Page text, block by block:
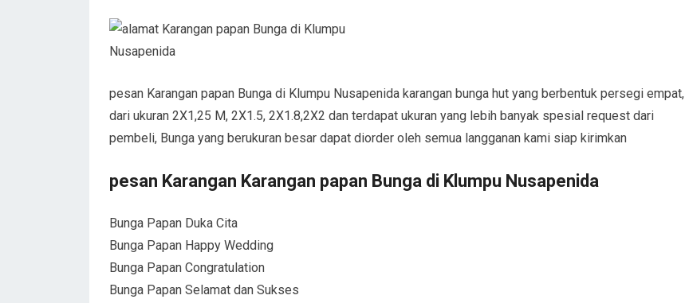
pesan Karangan papan Bunga di Klumpu Nusapenida karangan bunga hut yang berbentuk persegi empat,
dari ukuran 2X1,25 M, 2X1.5, 2X1.8,2X2 dan terdapat ukuran yang lebih banyak spesial request dari
pembeli, Bunga yang berukuran besar dapat diorder oleh semua langganan kami siap kirimkan
pesan Karangan Karangan papan Bunga di Klumpu Nusapenida
Bunga Papan Duka Cita
Bunga Papan Happy Wedding
Bunga Papan Congratulation
Bunga Papan Selamat dan Sukses